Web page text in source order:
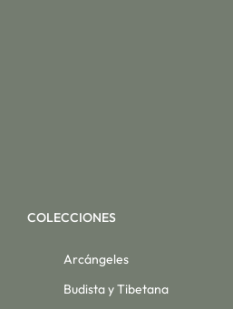
COLECCIONES
Arcángeles
Budista y Tibetana